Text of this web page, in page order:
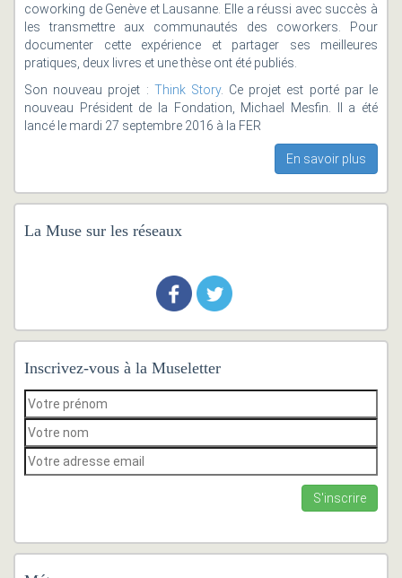
coworking de Genève et Lausanne. Elle a réussi avec succès à
les transmettre aux communautés des coworkers. Pour
documenter cette expérience et partager ses meilleures
pratiques, deux livres et une thèse ont été publiés.
Son nouveau projet : Think Story. Ce projet est porté par le
nouveau Président de la Fondation, Michael Mesfin. Il a été
lancé le mardi 27 septembre 2016 à la FER
En savoir plus
La Muse sur les réseaux
Inscrivez-vous à la Museletter